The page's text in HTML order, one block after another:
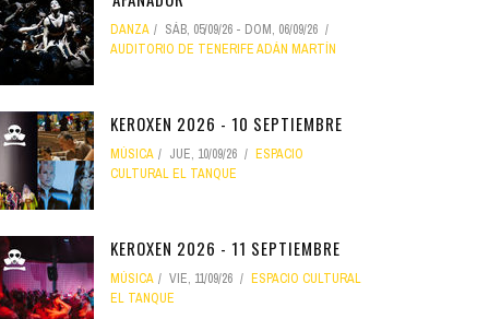
DANZA SÁB, 05/09/26 - DOM, 06/09/26
AUDITORIO DE TENERIFE ADÁN MARTÍN
KEROXEN 2026 - 10 SEPTIEMBRE
MÚSICA JUE, 10/09/26
ESPACIO
CULTURAL EL TANQUE
KEROXEN 2026 - 11 SEPTIEMBRE
MÚSICA VIE, 11/09/26
ESPACIO CULTURAL
EL TANQUE